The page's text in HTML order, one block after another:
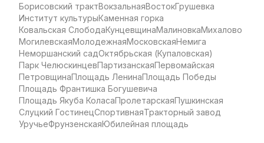
Борисовский трактВокзальнаяВостокГрушевка
Институт культурыКаменная горка
Ковальская СлободаКунцевщинаМалиновкаМихалово
МогилевскаяМолодежнаяМосковскаяНемига
Неморшанский садОктябрьская (Купаловская)
Парк ЧелюскинцевПартизанскаяПервомайская
ПетровщинаПлощадь ЛенинаПлощадь Победы
Площадь Франтишка Богушевича
Площадь Якуба КоласаПролетарскаяПушкинская
Слуцкий ГостинецСпортивнаяТракторный завод
УручьеФрунзенскаяЮбилейная площадь